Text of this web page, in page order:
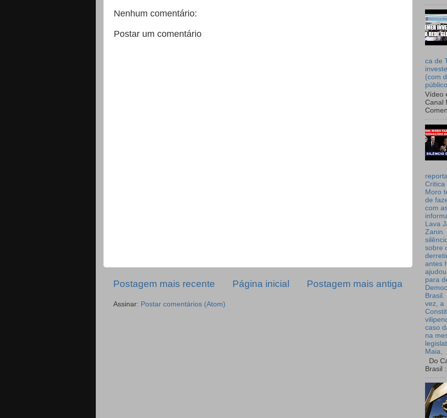
Nenhum comentário:
Postar um comentário
Postagem mais recente Postagem mais antiga
Página inicial
Assinar: Postar comentários (Atom)
ca de
(com
Vídeo
Canal
Critica
Moro
de
com
Lava
Zanin.
sobre
antes
para
Brasil.
vez, a
caso
na
Maia,
Do
Brasil :